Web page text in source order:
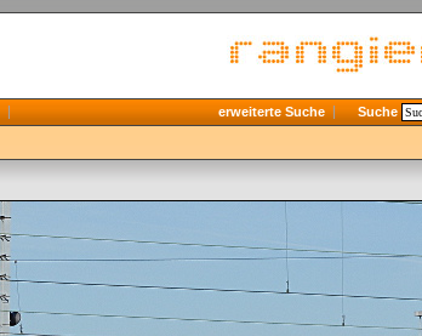
erweiterte Suche Suche